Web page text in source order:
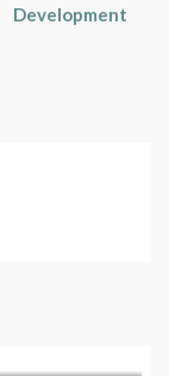
Development